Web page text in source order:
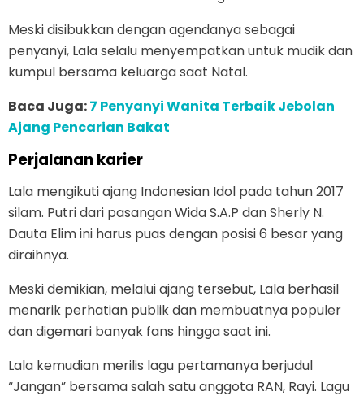
Meski disibukkan dengan agendanya sebagai
penyanyi, Lala selalu menyempatkan untuk mudik dan
kumpul bersama keluarga saat Natal.
Baca Juga:7 Penyanyi Wanita Terbaik Jebolan
Ajang Pencarian Bakat
Perjalanan karier
Lala mengikuti ajang Indonesian Idol pada tahun 2017
silam. Putri dari pasangan Wida S.A.P dan Sherly N.
Dauta Elim ini harus puas dengan posisi 6 besar yang
diraihnya.
Meski demikian, melalui ajang tersebut, Lala berhasil
menarik perhatian publik dan membuatnya populer
dan digemari banyak fans hingga saat ini.
Lala kemudian merilis lagu pertamanya berjudul
“Jangan” bersama salah satu anggota RAN, Rayi. Lagu